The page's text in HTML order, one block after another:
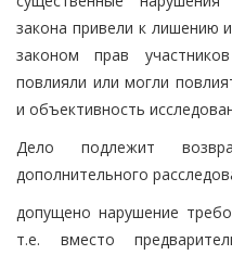
закона привели к лишению
законом прав
повлияли или могли
и объективность
Дело подлежит
дополнительного
допущено нарушение
т.е. вместо